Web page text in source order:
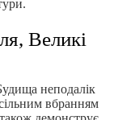
Великі
неподалік
вбранням